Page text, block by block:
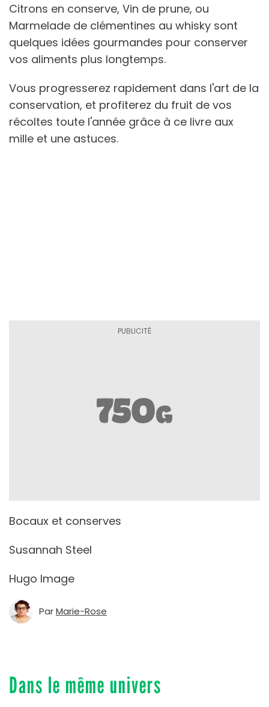
Citrons en conserve, Vin de prune, ou
Marmelade de clémentines au whisky sont
quelques idées gourmandes pour conserver
vos aliments plus longtemps.
Vous progresserez rapidement dans l'art de la
conservation, et profiterez du fruit de vos
récoltes toute l'année grâce à ce livre aux
mille et une astuces.
Bocaux et conserves
Susannah Steel
Hugo Image
ParMarie-Rose
Dans le même univers